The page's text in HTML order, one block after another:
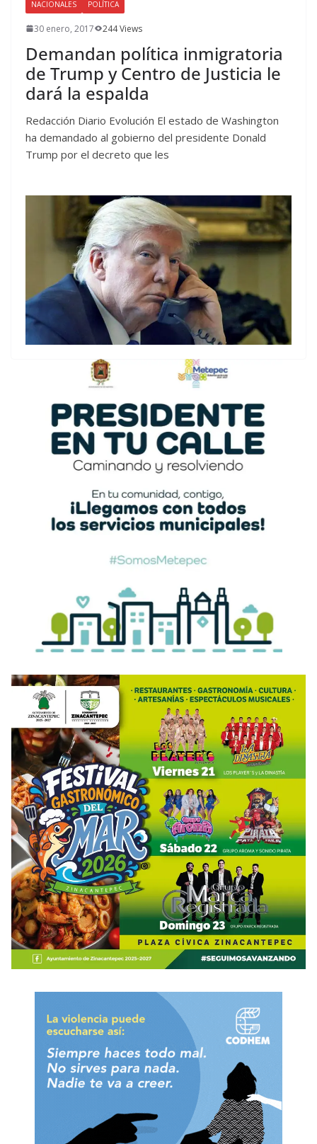
NACIONALES POLÍTICA
30 enero, 2017 244 Views
Demandan política inmigratoria
de Trump y Centro de Justicia le
dará la espalda
Redacción Diario Evolución El estado de Washington
ha demandado al gobierno del presidente Donald
Trump por el decreto que les